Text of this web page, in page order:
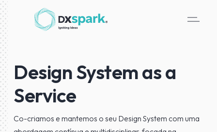
Design System as a
Service
Co-criamos e mantemos o seu Design System com uma